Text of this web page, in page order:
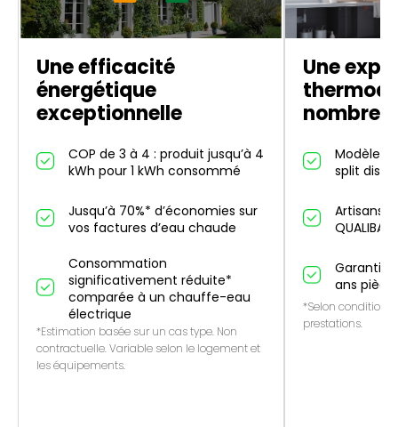
Une efficacité
énergétique
exceptionnelle
COP de 3 à 4 : produit jusqu’à 4
kWh pour 1 kWh consommé
Jusqu’à 70%* d’économies sur
vos factures d’eau chaude
Consommation
significativement réduite*
comparée à un chauffe-eau
électrique
*Estimation basée sur un cas type. Non
contractuelle. Variable selon le logement et
les équipements.
Une
Modèles
split
Artisans
QUALIBAT
Garantie
ans
*Selon conditions
prestations.